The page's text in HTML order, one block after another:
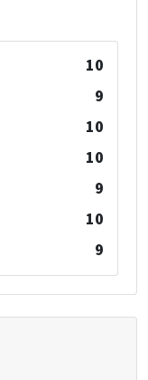
10
9
10
10
9
10
9